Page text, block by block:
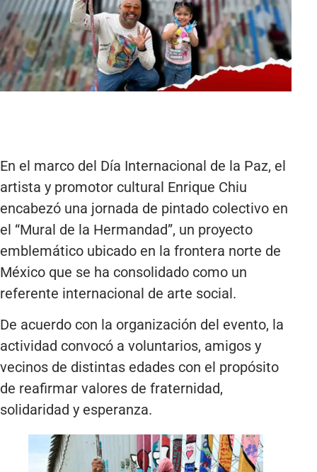
En el marco del Día Internacional de la Paz, el
artista y promotor cultural Enrique Chiu
encabezó una jornada de pintado colectivo en
el “Mural de la Hermandad”, un proyecto
emblemático ubicado en la frontera norte de
México que se ha consolidado como un
referente internacional de arte social.
De acuerdo con la organización del evento, la
actividad convocó a voluntarios, amigos y
vecinos de distintas edades con el propósito
de reafirmar valores de fraternidad,
solidaridad y esperanza.